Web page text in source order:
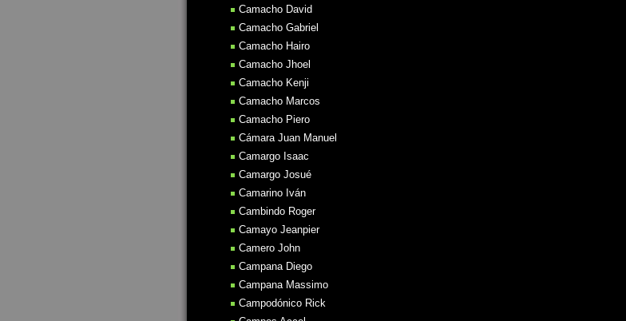
Camacho David
Camacho Gabriel
Camacho Hairo
Camacho Jhoel
Camacho Kenji
Camacho Marcos
Camacho Piero
Cámara Juan Manuel
Camargo Isaac
Camargo Josué
Camarino Iván
Cambindo Roger
Camayo Jeanpier
Camero John
Campana Diego
Campana Massimo
Campodónico Rick